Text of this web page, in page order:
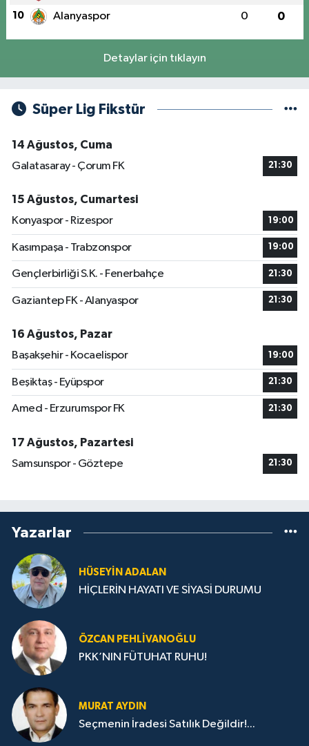
10 Alanyaspor 0 0
Detaylar için tıklayın
Süper Lig Fikstür
14 Ağustos, Cuma
Galatasaray - Çorum FK
21:30
15 Ağustos, Cumartesi
Konyaspor - Rizespor
19:00
Kasımpaşa - Trabzonspor 19:00
Gençlerbirliği S.K. - Fenerbahçe 21:30
Gaziantep FK - Alanyaspor 21:30
16 Ağustos, Pazar
Başakşehir - Kocaelispor
19:00
Beşiktaş - Eyüpspor 21:30
Amed - Erzurumspor FK 21:30
17 Ağustos, Pazartesi
Samsunspor - Göztepe
21:30
Yazarlar
HÜSEYIN ADALAN
HİÇLERİN HAYATI VE SİYASİ DURUMU
ÖZCAN PEHLIVANOĞLU
PKK’NIN FÜTUHAT RUHU!
MURAT AYDIN
Seçmenin İradesi Satılık Değildir!...